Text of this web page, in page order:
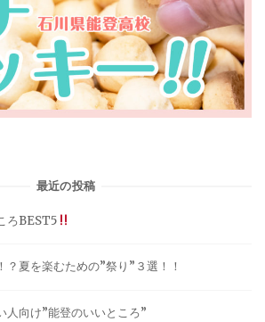
最近の投稿
ろBEST5
夏を楽むための”祭り”３選！！
人向け”能登のいいところ”